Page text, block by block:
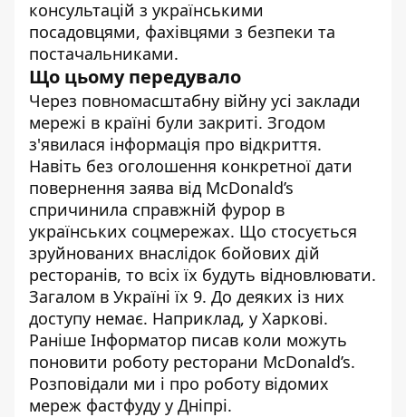
консультацій з українськими
посадовцями, фахівцями з безпеки та
постачальниками.
Що цьому передувало
Через повномасштабну війну усі заклади
мережі в країні були закриті. Згодом
з'явилася інформація про відкриття.
Навіть без оголошення конкретної дати
повернення заява від McDonald’s
спричинила справжній фурор в
українських соцмережах. Що стосується
зруйнованих внаслідок бойових дій
ресторанів, то всіх їх будуть відновлювати.
Загалом в Україні їх 9. До деяких із них
доступу немає. Наприклад, у Харкові.
Раніше Інформатор писав коли можуть
поновити роботу ресторани McDonald’s.
Розповідали ми і про роботу відомих
мереж фастфуду у Дніпрі.